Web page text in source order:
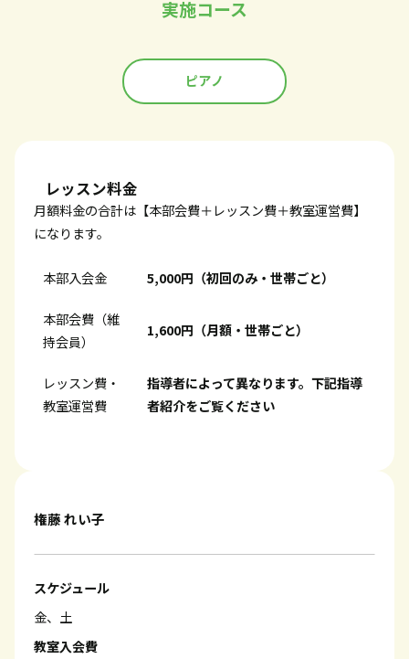
実施コース
ピアノ
レッスン料金
月額料金の合計は【本部会費＋レッスン費＋教室運営費】
になります。
本部入会金 5,000円（初回のみ・世帯ごと）
本部会費（維
持会員）
1,600円（月額・世帯ごと）
レッスン費・
教室運営費
指導者によって異なります。下記指導
者紹介をご覧ください
権藤 れい子
スケジュール
金、土
教室入会費